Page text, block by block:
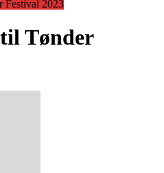
Festival 2023
Tønder